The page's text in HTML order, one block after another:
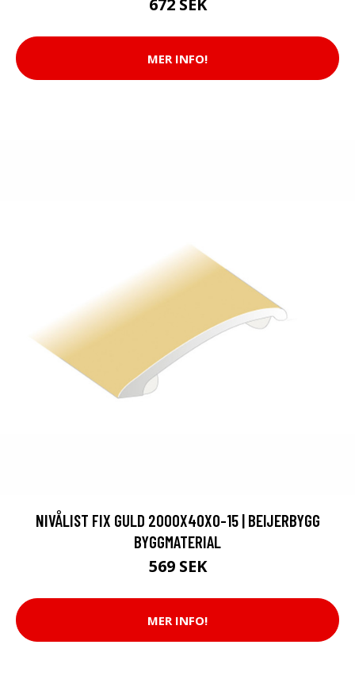
672 SEK
MER INFO!
NIVÅLIST FIX GULD 2000X40X0-15 | BEIJERBYGG
BYGGMATERIAL
569 SEK
MER INFO!